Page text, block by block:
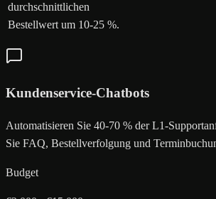
durchschnittlichen
Bestellwert um 10-25 %.
Kundenservice-Chatbots
Automatisieren Sie 40-70 % der L1-
Sie FAQ, Bestellverfolgung und
Budget